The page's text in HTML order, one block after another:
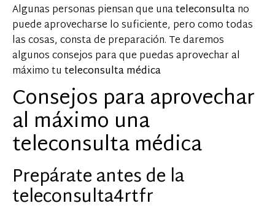
Algunas personas piensan que unateleconsultano
puede aprovecharse lo suficiente, pero como todas
las cosas, consta de preparación. Te daremos
algunos consejos para que puedas aprovechar al
máximo tu teleconsulta médica
Consejos para aprovechar
al máximo una
teleconsulta médica
Prepárate antes de la
teleconsulta4rtfr